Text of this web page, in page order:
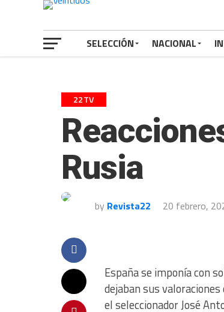
SELECCIÓN NACIONAL
22TV
Rusia
by Revista22 20 febrero,
España se imponía con
dejaban sus
el seleccionador José